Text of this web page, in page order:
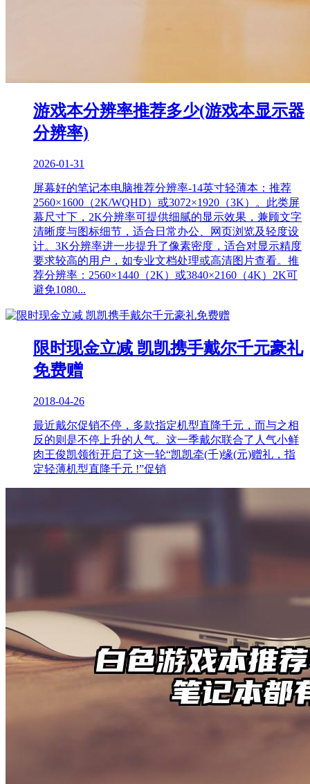
游戏本分辨率推荐多少(游戏本显示器
分辨率)
2026-01-31
屏幕好的笔记本电脑推荐分辨率-14英寸轻薄本：推荐
2560×1600（2K/WQHD）或3072×1920（3K）。此类屏
幕尺寸下，2K分辨率可提供细腻的显示效果，兼顾文字
清晰度与图标细节，适合日常办公、网页浏览及轻度设
计。3K分辨率进一步提升了像素密度，适合对显示精度
要求较高的用户，如专业文档处理或高清图片查看。推
荐分辨率：2560×1440（2K）或3840×2160（4K）2K可
避免1080...
限时现金立减 凯凯携手戴尔千元豪礼
免费赠
2018-04-26
最近戴尔促销不停，多款指定机型直降千元，而与之相
反的则是不停上升的人气。这一季戴尔联合了人气小鲜
肉王俊凯领衔开启了这一轮“凯凯牵(千)缘(元)赠礼，指
定轻薄机型直降千元 !”促销